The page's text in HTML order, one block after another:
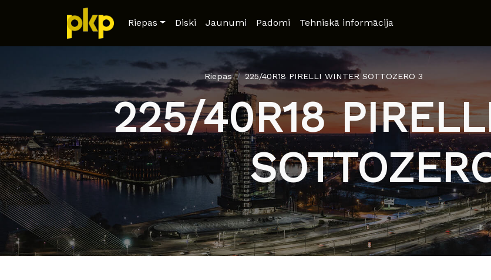
Riepas Diski Jaunumi Padomi Tehniskā informācija
Riepas 225/40R18 PIRELLI WINTER SOTTOZERO 3
225/40R18